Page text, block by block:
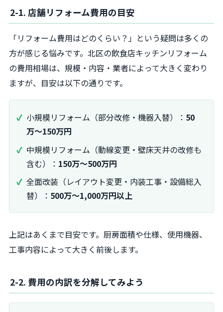
2-1. 店舗リフォーム費用の目安
「リフォーム費用はどのくらい？」という疑問は多くの
方が感じる悩みです。北区の飲食店キッチンリフォーム
の費用相場は、規模・内容・業者によって大きく変わり
ますが、目安は以下の通りです。
小規模リフォーム（部分改修・機器入替）： 50
万～150万円
中規模リフォーム（動線変更・壁床天井の改修も
含む）： 150万～500万円
全面改装（レイアウト変更・内装工事・設備総入
替）： 500万～1,000万円以上
上記はあくまで目安です。厨房面積や仕様、使用機器、
工事内容によって大きく前後します。
2-2. 費用の内訳を分解してみよう